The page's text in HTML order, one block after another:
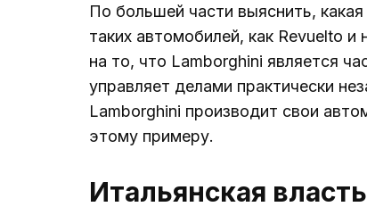
По большей части выяснить,
таких автомобилей, как Revuelto
на то, что Lamborghini является
управляет делами практически
Lamborghini производит свои
этому примеру.
Итальянская